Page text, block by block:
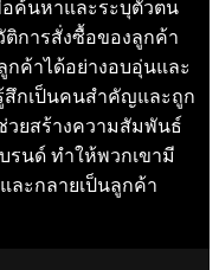
อค้นหาและระบุตัวตน
ติการสั่งซื้อของลูกค้า
ค้าได้อย่างอบอุ่นและ
สึกเป็นคนสำคัญและถูก
วยสร้างความสัมพันธ์
รนด์ ทำให้พวกเขามี
ละกลายเป็นลูกค้า